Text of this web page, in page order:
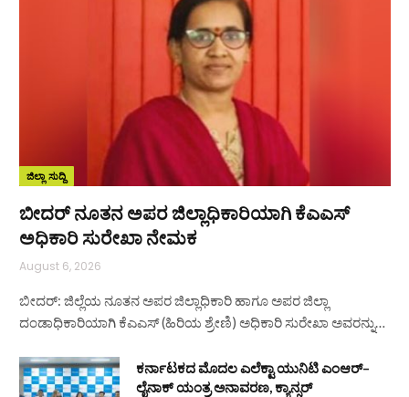
ಜಿಲ್ಲಾ ಸುದ್ದಿ
ಬೀದರ್ ನೂತನ ಅಪರ ಜಿಲ್ಲಾಧಿಕಾರಿಯಾಗಿ ಕೆಎಎಸ್
ಅಧಿಕಾರಿ ಸುರೇಖಾ ನೇಮಕ
August 6, 2026
ಬೀದರ್: ಜಿಲ್ಲೆಯ ನೂತನ ಅಪರ ಜಿಲ್ಲಾಧಿಕಾರಿ ಹಾಗೂ ಅಪರ ಜಿಲ್ಲಾ
ದಂಡಾಧಿಕಾರಿಯಾಗಿ ಕೆಎಎಸ್ (ಹಿರಿಯ ಶ್ರೇಣಿ) ಅಧಿಕಾರಿ ಸುರೇಖಾ ಅವರನ್ನು…
ಕರ್ನಾಟಕದ ಮೊದಲ ಎಲೆಕ್ಟಾ ಯುನಿಟಿ ಎಂಆರ್–
ಲೈನಾಕ್ ಯಂತ್ರ ಅನಾವರಣ, ಕ್ಯಾನ್ಸರ್